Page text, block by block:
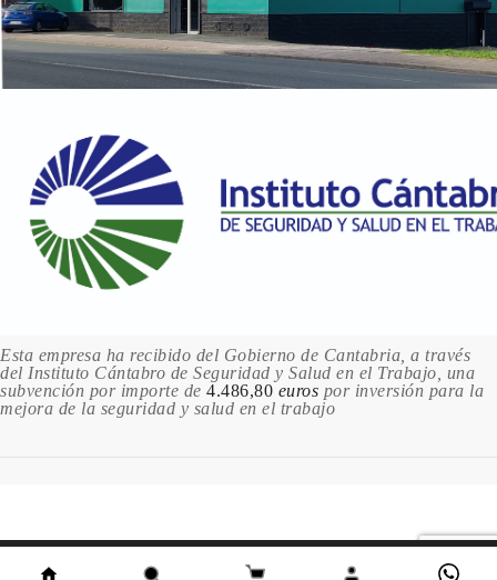
Esta empresa ha recibido del Gobierno de Cantabria, a través
del Instituto Cántabro de Seguridad y Salud en el Trabajo, una
subvención por importe de 4.486,80 euros por inversión para la
mejora de la seguridad y salud en el trabajo
Este sitio utiliza cookies. Al continuar usando este sitio,